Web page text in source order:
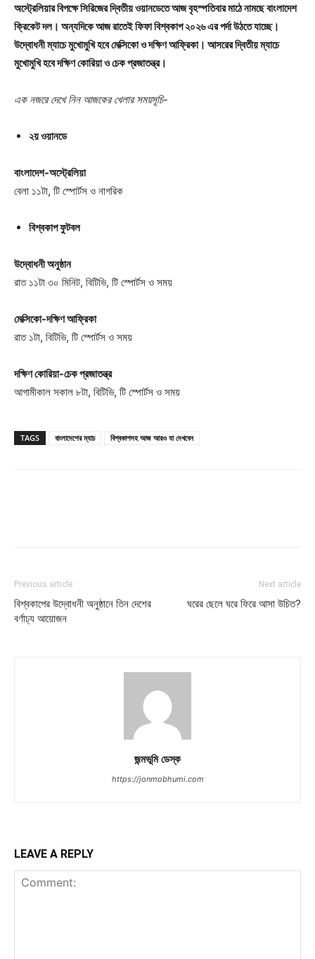
অস্ট্রেলিয়ার বিপক্ষে সিরিজের দ্বিতীয় ওয়ানডেতে আজ বৃহস্পতিবার মাঠে নামছে বাংলাদেশ
ক্রিকেট দল। অন্যদিকে আজ রাতেই ফিফা বিশ্বকাপ ২০২৬ এর পর্দা উঠতে যাচ্ছে।
উদ্বোধনী ম্যাচে মুখোমুখি হবে মেক্সিকো ও দক্ষিণ আফ্রিকা। আসরের দ্বিতীয় ম্যাচে
মুখোমুখি হবে দক্ষিণ কোরিয়া ও চেক প্রজাতন্ত্র।
এক নজরে দেখে নিন আজকের খেলার সময়সূচি-
২য় ওয়ানডে
বাংলাদেশ-অস্ট্রেলিয়া
বেলা ১১টা, টি স্পোর্টস ও নাগরিক
বিশ্বকাপ ফুটবল
উদ্বোধনী অনুষ্ঠান
রাত ১১টা ৩০ মিনিট, বিটিভি, টি স্পোর্টস ও সময়
মেক্সিকো-দক্ষিণ আফ্রিকা
রাত ১টা, বিটিভি, টি স্পোর্টস ও সময়
দক্ষিণ কোরিয়া-চেক প্রজাতন্ত্র
আগামীকাল সকাল ৮টা, বিটিভি, টি স্পোর্টস ও সময়
TAGS বাংলাদেশের ম্যাচ বিশ্বকাপসহ আজ আরও যা দেখবেন
Previous article
বিশ্বকাপের উদ্বোধনী অনুষ্ঠানে তিন দেশের
বর্ণাঢ্য আয়োজন
Next article
ঘরের ছেলে ঘরে ফিরে আসা উচিত?
জন্মভূমি ডেস্ক
https://jonmobhumi.com
LEAVE A REPLY